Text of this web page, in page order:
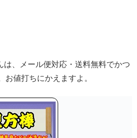
は、メール便対応・送料無料でかつ
お値打ちにかえますよ。